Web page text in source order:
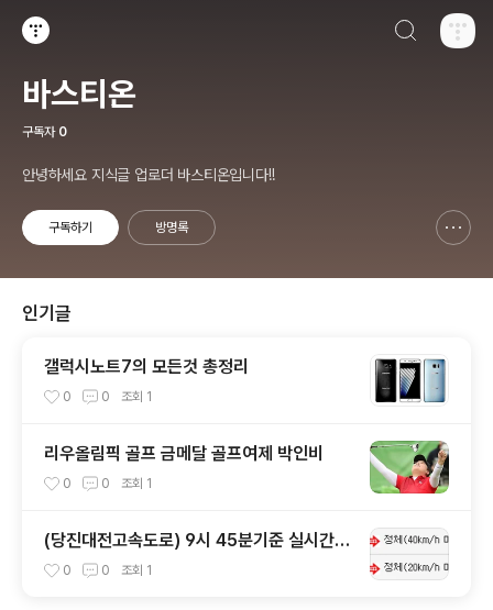
바스티온
구독자 0
안녕하세요 지식글 업로더 바스티온입니다!!
구독하기 방명록
인기글
갤럭시노트7의 모든것 총정리
0 0 조회 1
리우올림픽 골프 금메달 골프여제 박인비
0 0 조회 1
(당진대전고속도로) 9시 45분기준 실시간
고속도로 혼잡구간 !!
0 0 조회 1